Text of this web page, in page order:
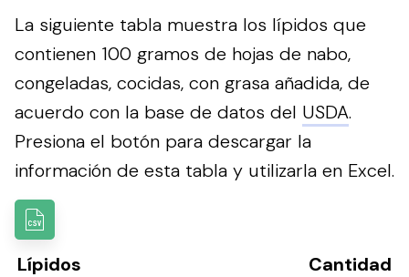
La siguiente tabla muestra los lípidos que
contienen 100 gramos de hojas de nabo,
congeladas, cocidas, con grasa añadida, de
acuerdo con la base de datos del USDA.
Presiona el botón para descargar la
información de esta tabla y utilizarla en Excel.
Lípidos
Cantidad